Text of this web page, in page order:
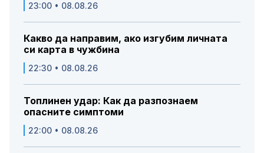
23:00 • 08.08.26
Какво да направим, ако изгубим личната
си карта в чужбина
22:30 • 08.08.26
Топлинен удар: Как да разпознаем
опасните симптоми
22:00 • 08.08.26